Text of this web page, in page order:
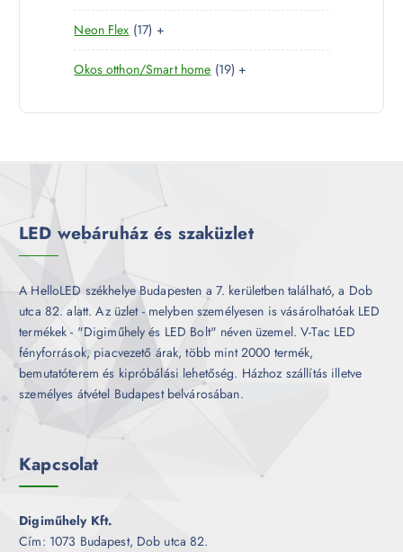
k
m
k
e
m
0
e
r
é
Neon Flex 171
7
t
r
+
Okos otthon/Smart home 191
t
+
LED webáruház és szaküzlet
A HelloLED székhelye Budapesten a 7. kerületben található, a Dob
utca 82. alatt. Az üzlet - melyben személyesen is vásárolhatóak LED
termékek - "Digiműhely és LED Bolt" néven üzemel. V-Tac LED
fényforrások, piacvezető árak, több mint 2000 termék,
bemutatóterem és kipróbálási lehetőség. Házhoz szállítás illetve
személyes átvétel Budapest belvárosában.
Kapcsolat
Digiműhely Kft.
Cím: 1073 Budapest, Dob utca 82.